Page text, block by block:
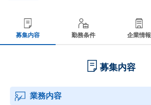
募集内容 勤務条件 企業情報
募集内容
業務内容